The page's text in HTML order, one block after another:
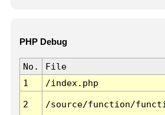
PHP Debug
No. File
1
/index.php
2 /source/function/